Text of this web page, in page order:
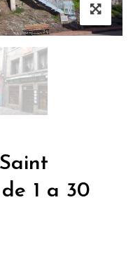
1 a 30